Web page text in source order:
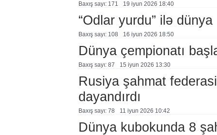
Baxış sayı: 171 19 i̇yun 2026 18:40
“Odlar yurdu” ilə
Baxış sayı: 108 16 i̇yun 2026 18:50
Dünya çempionatı
Baxış sayı: 87 15 i̇yun 2026 13:30
Rusiya şahmat
dayandırdı
Baxış sayı: 78 11 i̇yun 2026 10:42
Dünya kubokunda 8